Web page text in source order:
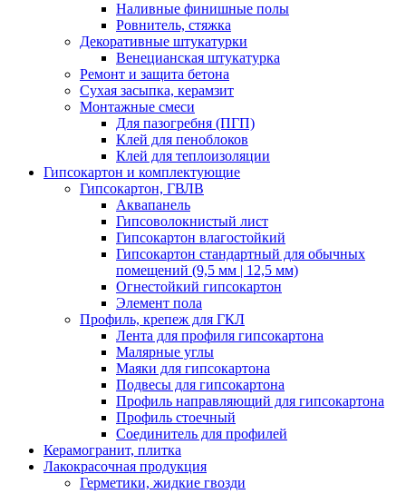
Наливные финишные полы
Ровнитель, стяжка
Декоративные штукатурки
Венецианская штукатурка
Ремонт и защита бетона
Сухая засыпка, керамзит
Монтажные смеси
Для пазогребня (ПГП)
Клей для пеноблоков
Клей для теплоизоляции
Гипсокартон и комплектующие
Гипсокартон, ГВЛВ
Аквапанель
Гипсоволокнистый лист
Гипсокартон влагостойкий
Гипсокартон стандартный для обычных
помещений (9,5 мм | 12,5 мм)
Огнестойкий гипсокартон
Элемент пола
Профиль, крепеж для ГКЛ
Лента для профиля гипсокартона
Малярные углы
Маяки для гипсокартона
Подвесы для гипсокартона
Профиль направляющий для гипсокартона
Профиль стоечный
Соединитель для профилей
Керамогранит, плитка
Лакокрасочная продукция
Герметики, жидкие гвозди